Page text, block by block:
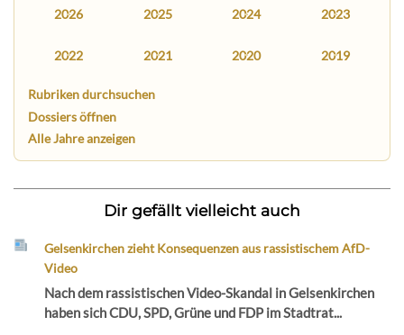
2026 2025 2024 2023
2022 2021 2020 2019
Rubriken durchsuchen
Dossiers öffnen
Alle Jahre anzeigen
Dir gefällt vielleicht auch
Gelsenkirchen zieht Konsequenzen aus rassistischem AfD-
Video
Nach dem rassistischen Video-Skandal in Gelsenkirchen
haben sich CDU, SPD, Grüne und FDP im Stadtrat...